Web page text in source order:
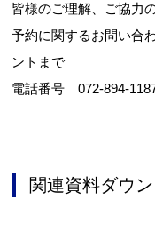
皆様のご理解、ご協力
予約に関するお問い合
ントまで
電話番号 072-894-
関連資料ダウ